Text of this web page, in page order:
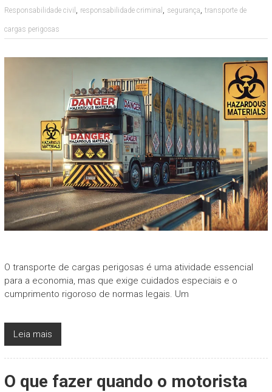
Responsabilidade civil , responsabilidade criminal , segurança, transporte de
cargas perigosas
O transporte de cargas perigosas é uma atividade essencial
para a economia, mas que exige cuidados especiais e o
cumprimento rigoroso de normas legais. Um
Leia mais
O que fazer quando o motorista